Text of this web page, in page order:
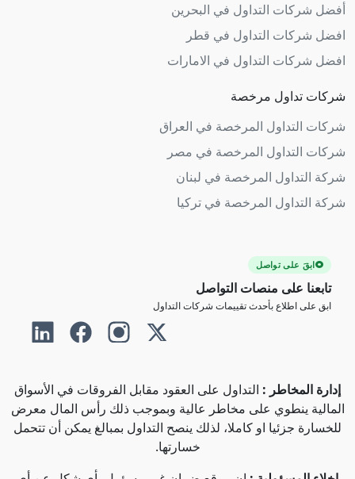
أفضل شركات التداول في البحرين
افضل شركات التداول في قطر
افضل شركات التداول في الامارات
شركات تداول مرخصة
شركات التداول المرخصة في العراق
شركات التداول المرخصة في مصر
شركة التداول المرخصة في لبنان
شركة التداول المرخصة في تركيا
ابقَ على تواصل
تابعنا على منصات التواصل
ابق على اطلاع بأحدث تقييمات شركات التداول
إدارة المخاطر : التداول على العقود مقابل الفروقات في الأسواق
المالية ينطوي على مخاطر عالية وبموجب ذلك رأس المال معرض
للخسارة جزئيا او كاملا، لذلك ينصح التداول بمبالغ يمكن أن تتحمل
خسارتها.